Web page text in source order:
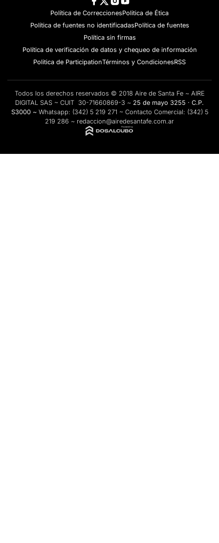
Política de CorreccionesPolitica de Ética
Política de fuentes no identificadasPolítica de fuentes
Política sin firmas
Política de verificación de datos y chequeo de información
Politica de ParticipationTérminos y CondicionesRSS
Todos los derechos reservados © 2018 Aire de Santa Fe ~ AIRE
DIGITAL SAS ~ CUIT 30-71660869-3 ~ 25 de mayo 3255 · C.P.
S3000 ~ Whatsapp: (342) 5 219 271 ~ Contacto Comercial: (342) 5
219 286 ~ redaccion@airedesantafe.com.ar